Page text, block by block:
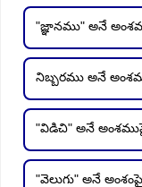
"జ్ఞానము" అనే
నిబ్బరము అనే
"విడిచి" అనే
"వెలుగు" అనే